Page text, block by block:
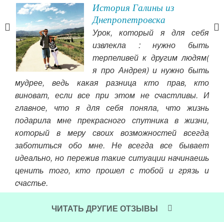
себя
быть
кто
И
и
Путь к женственности
Татьяны из Пскова
Через год в августе одна
хорошая знакомая
посоветовала мне статьи Ольги. И тут в свои 26
лет я начала потихоньку, дозировано и
равномерно впитывать знания и основы женской
природы, которых вселенная не давала мне на
жизненном пути раньше ни дома, ни в школе, ни в
педагогике, ни в книгах Козлова. Я не из
увлеченных людей, кто с головой и барабаном на
шее кидается в омут новых идей. Мне удалось
терпеливо изучать простые, очевидные,
долгожданные истины женственности в таком
милом, понятном и доступном стиле, очень мне
подходящем.
Читать далее »
ЧИТАТЬ ДРУГИЕ ОТЗЫВЫ